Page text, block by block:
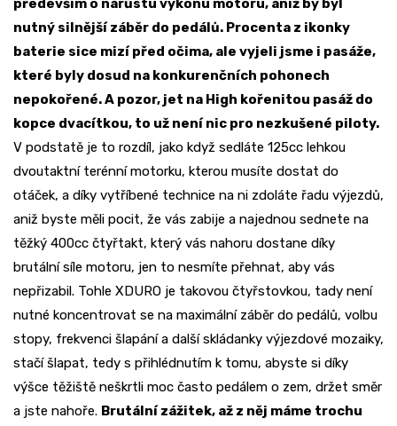
především o nárůstu výkonu motoru, aniž by byl
nutný silnější záběr do pedálů. Procenta z ikonky
baterie sice mizí před očima, ale vyjeli jsme i pasáže,
které byly dosud na konkurenčních pohonech
nepokořené. A pozor, jet na High kořenitou pasáž do
kopce dvacítkou, to už není nic pro nezkušené piloty.
V podstatě je to rozdíl, jako když sedláte 125cc lehkou
dvoutaktní terénní motorku, kterou musíte dostat do
otáček, a díky vytříbené technice na ni zdoláte řadu výjezdů,
aniž byste měli pocit, že vás zabije a najednou sednete na
těžký 400cc čtyřtakt, který vás nahoru dostane díky
brutální síle motoru, jen to nesmíte přehnat, aby vás
nepřizabil. Tohle XDURO je takovou čtyřstovkou, tady není
nutné koncentrovat se na maximální záběr do pedálů, volbu
stopy, frekvenci šlapání a další skládanky výjezdové mozaiky,
stačí šlapat, tedy s přihlédnutím k tomu, abyste si díky
výšce těžiště neškrtli moc často pedálem o zem, držet směr
a jste nahoře. Brutální zážitek, až z něj máme trochu